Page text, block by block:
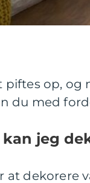
piftes op, og
du med
jeg
at